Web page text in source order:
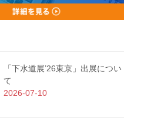
「下水道展’26東京」出展につい
て
2026-07-10